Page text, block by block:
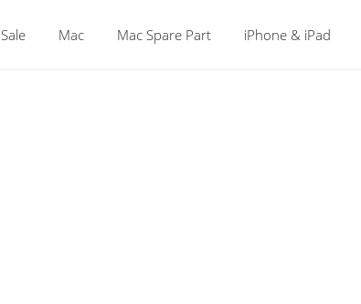
Mac Mac Spare Part iPhone & iPad